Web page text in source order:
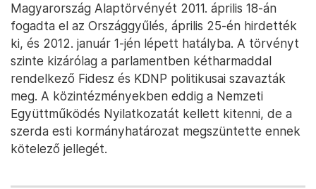
Magyarország Alaptörvényét 2011. április 18-án
fogadta el az Országgyűlés, április 25-én hirdették
ki, és 2012. január 1-jén lépett hatályba. A törvényt
szinte kizárólag a parlamentben kétharmaddal
rendelkező Fidesz és KDNP politikusai szavazták
meg. A közintézményekben eddig a Nemzeti
Együttműködés Nyilatkozatát kellett kitenni, de a
szerda esti kormányhatározat megszüntette ennek
kötelező jellegét.